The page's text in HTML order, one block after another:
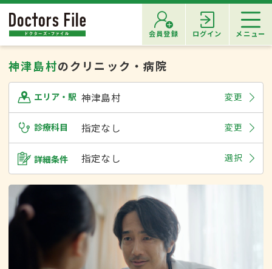
会員登録 ログイン メニュー
神津島村のクリニック・病院
エリア・駅 神津島村 変更
診療科目 指定なし 変更
詳細条件 指定なし 選択